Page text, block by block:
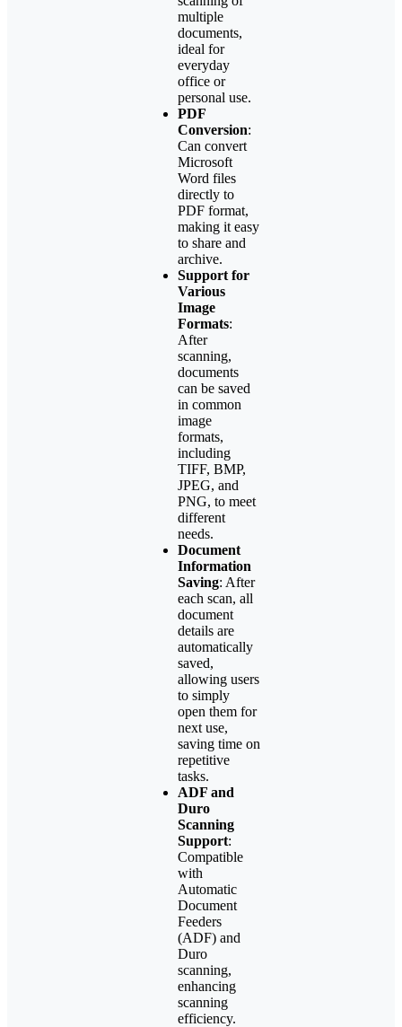
multiple
documents,
ideal for
everyday
office or
personal use.
PDF
Conversion:
Can convert
Microsoft
Word files
directly to
PDF format,
making it easy
to share and
archive.
Support for
Various
Image
Formats:
After
scanning,
documents
can be saved
in common
image
formats,
including
TIFF, BMP,
JPEG, and
PNG, to meet
different
needs.
Document
Information
Saving: After
each scan, all
document
details are
automatically
saved,
allowing users
to simply
open them for
next use,
saving time on
repetitive
tasks.
ADF and
Duro
Scanning
Support:
Compatible
with
Automatic
Document
Feeders
(ADF) and
Duro
scanning,
enhancing
scanning
efficiency.